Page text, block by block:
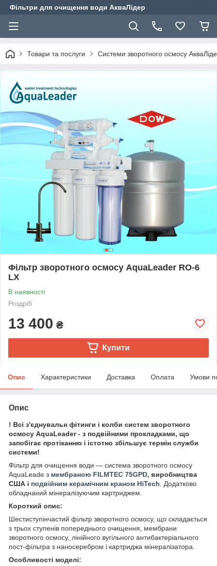
Фільтри для очищення води АкваЛідер
Товари та послуги Системи зворотного осмосу
Фільтр зворотного осмосу AquaLeader RO-6
LX
В наявності
Роздріб
13 400 ₴
Купити
Опис Характеристики Доставка Оплата Умови
Опис
! Всі з'єднувальн фітинги і колби систем зворотного
осмосу AquaLeader - з подвійними прокладками, що
запобігає протіканню і істотно збільшує термін служби
системи!
Фільтр для очищення води ― система зворотного осмосу
AquaLeade з мембраною FILMTEC 75GPD, виробництва
США і подвійним керамічним краном HiTech . Додатково
обладнаний мінералізуючим картриджем.
Короткий опис:
Шестиступінчастий фільтр зворотного осмосу, що складається
з трьох ступенів попереднього очищення, мембрани
зворотного осмосу, лінійного вугільного антибактеріального
пост-фільтра з наносеребром і картриджа мінералізатора.
Особливості моделі: